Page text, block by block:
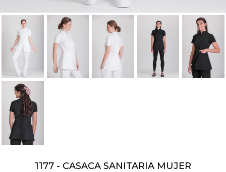
1177 - CASACA SANITARIA MUJER